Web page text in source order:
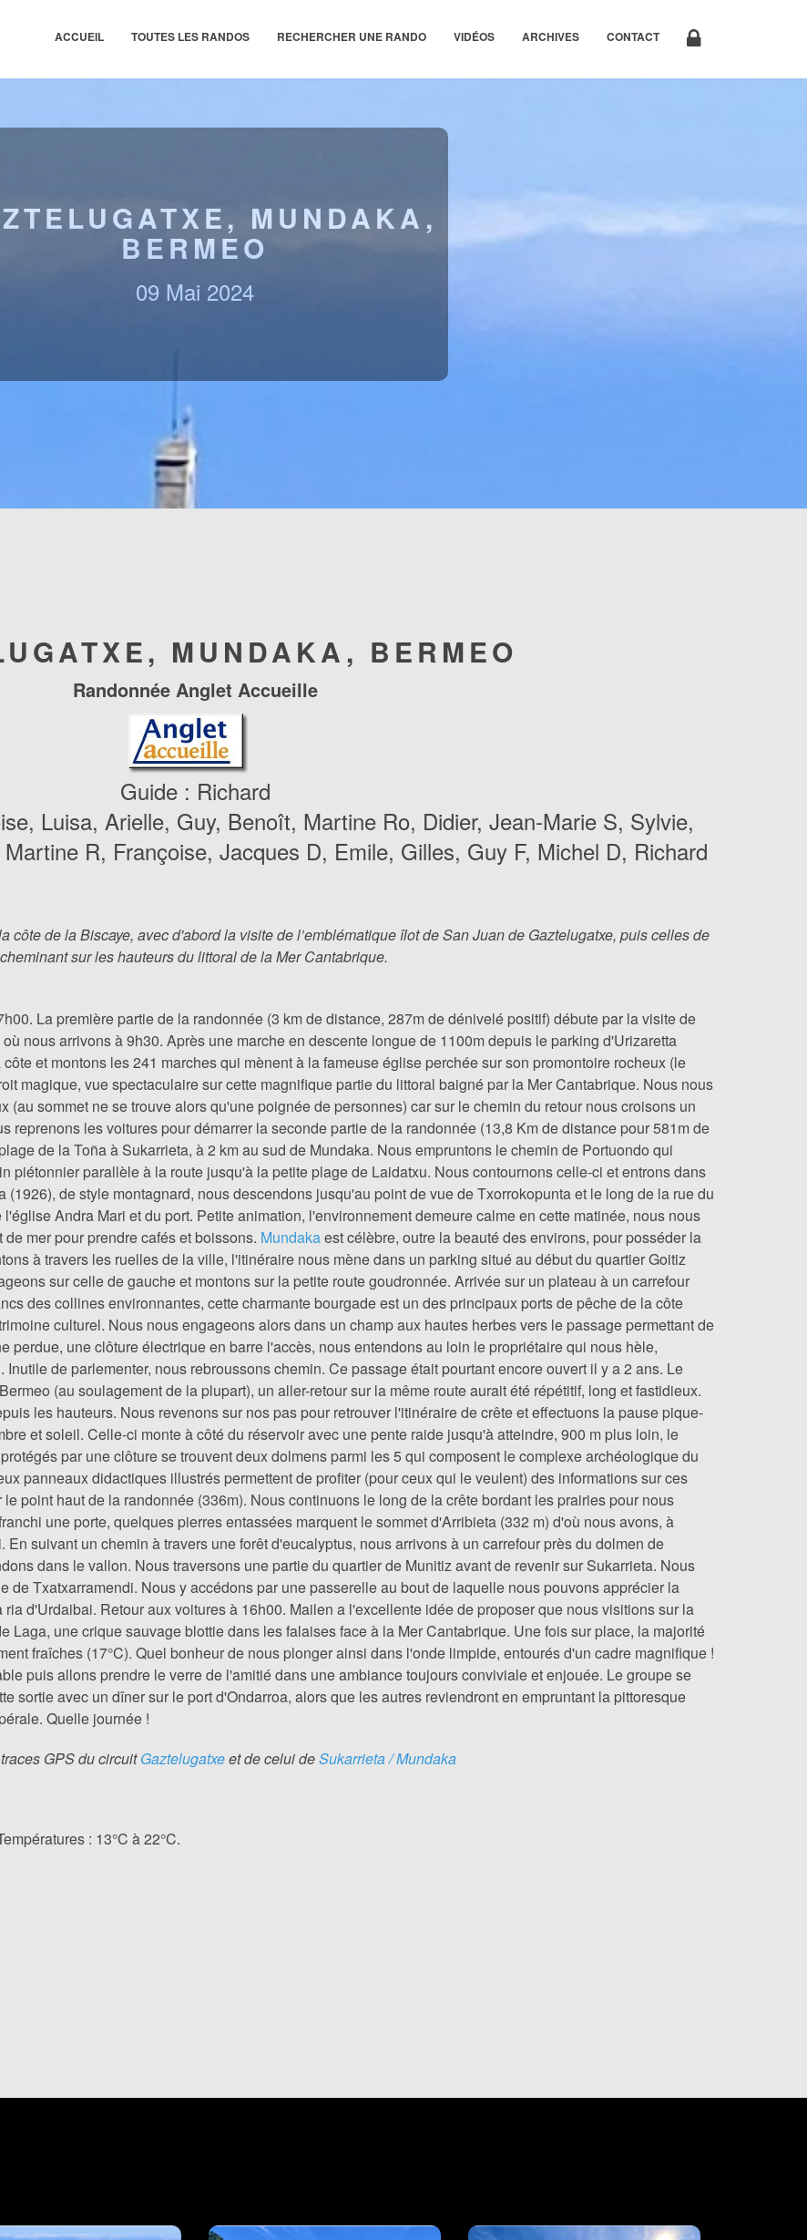
ACCUEIL TOUTES LES RANDOS RECHERCHER UNE RANDO VIDÉOS ARCHIVES CONTACT
MUNDAKA,
BERMEO
09 Mai 2024
MUNDAKA, BERMEO
Randonnée Anglet Accueille
Guide : Richard
Luisa, Arielle, Guy, Benoît, Martine Ro, Didier, Jean-Marie S, Sylvie,
R, Françoise, Jacques D, Emile, Gilles, Guy F, Michel D, Richard
côte de la Biscaye, avec d'abord la visite del’emblématique îlot de San Juan de Gaztelugatxe, puis celles de
sur les hauteurs du littoral de la Mer Cantabrique.
La première partie de la randonnée (3 km de distance, 287m de dénivelé positif) débute par la visite de
où nous arrivons à 9h30. Après une marche en descente longue de 1100m depuis le parking d'Urizaretta
et montons les 241 marches qui mènent à la fameuse église perchée sur son promontoire rocheux (le
magique, vue spectaculaire sur cette magnifique partie du littoral baigné par la Mer Cantabrique. Nous nous
(au sommet ne se trouve alors qu'une poignée de personnes) car sur le chemin du retour nous croisons un
reprenons les voitures pour démarrer la seconde partie de la randonnée (13,8 Km de distance pour 581m de
de la Toña à Sukarrieta, à 2 km au sud de Mundaka. Nous empruntons le chemin de Portuondo qui
piétonnier parallèle à la route jusqu'à la petite plage de Laidatxu. Nous contournons celle-ci et entrons dans
de style montagnard, nous descendons jusqu'au point de vue de Txorrokopunta et le long de la rue du
Andra Mari et du port. Petite animation, l'environnement demeure calme en cette matinée, nous nous
mer pour prendre cafés et boissons. Mundakaest célèbre, outre la beauté des environs, pour posséder la
à travers les ruelles de la ville, l'itinéraire nous mène dans un parking situé au début du quartier Goitiz
sur celle de gauche et montons sur la petite route goudronnée. Arrivée sur un plateau à un carrefour
des collines environnantes, cette charmante bourgade est un des principaux ports de pêche de la côte
culturel. Nous nous engageons alors dans un champ aux hautes herbes vers le passage permettant de
perdue, une clôture électrique en barre l'accès, nous entendons au loin le propriétaire qui nous hèle,
de parlementer, nous rebroussons chemin. Ce passage était pourtant encore ouvert il y a 2 ans. Le
(au soulagement de la plupart), un aller-retour sur la même route aurait été répétitif, long et fastidieux.
les hauteurs. Nous revenons sur nos pas pour retrouver l'itinéraire de crête et effectuons la pause pique-
et soleil. Celle-ci monte à côté du réservoir avec une pente raide jusqu'à atteindre, 900 m plus loin, le
par une clôture se trouvent deux dolmens parmi les 5 qui composent le complexe archéologique du
panneaux didactiques illustrés permettent de profiter (pour ceux qui le veulent) des informations sur ces
point haut de la randonnée (336m). Nous continuons le long de la crête bordant les prairies pour nous
une porte, quelques pierres entassées marquent le sommet d'Arribieta (332 m) d'où nous avons, à
suivant un chemin à travers une forêt d'eucalyptus, nous arrivons à un carrefour près du dolmen de
dans le vallon. Nous traversons une partie du quartier de Munitiz avant de revenir sur Sukarrieta. Nous
de Txatxarramendi. Nous y accédons par une passerelle au bout de laquelle nous pouvons apprécier la
d'Urdaibai. Retour aux voitures à 16h00. Mailen a l'excellente idée de proposer que nous visitions sur la
Laga, une crique sauvage blottie dans les falaises face à la Mer Cantabrique. Une fois sur place, la majorité
fraîches (17°C). Quel bonheur de nous plonger ainsi dans l'onde limpide, entourés d'un cadre magnifique !
puis allons prendre le verre de l'amitié dans une ambiance toujours conviviale et enjouée. Le groupe se
sortie avec un dîner sur le port d'Ondarroa, alors que les autres reviendront en empruntant la pittoresque
Quelle journée !
GPS du circuitGaztelugatxeet de celui deSukarrieta / Mundaka
: 13°C à 22°C.